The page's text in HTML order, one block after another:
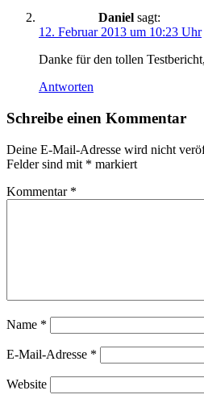
Daniel sagt:
12. Februar 2013 um 10:23 Uhr
Danke für den tollen
Antworten
Schreibe einen Kommentar
Deine E-Mail-Adresse wird nicht
Felder sind mit * markiert
Kommentar *
Name *
E-Mail-Adresse *
Website